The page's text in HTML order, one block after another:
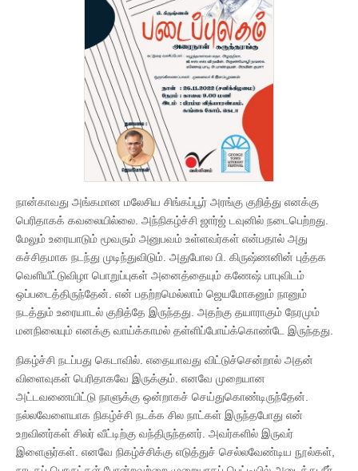
நான்காவது அங்கமான மலேசிய சிங்கப்பூர் அரங்கு குறித்து எனக்கு
பெரிதாகக் கவலையில்லை. அந்நிகழ்ச்சி ஜார்ஜ் டவுனில் நடைபெற்றது.
மேலும் உரையாடும் மூவரும் அனுபவம் உள்ளவர்கள் என்பதால் அது
கச்சிதமாக நடந்து முடிந்துவிடும். அதுபோல பி. கிருஷ்ணனின் புத்தக
வெளியீட்டுவிழா பொறுப்புகள் அனைத்தையும் கணேஷ் பாபுவிடம்
ஒப்படைத்திருந்தேன். என் பதற்றமெல்லாம் ஜெயமோகனும் நானும்
நடத்தும் உரையாடல் குறித்தே இருந்தது. அதற்கு தயாராகும் நேரமும்
மனநிலையும் எனக்கு வாய்க்காமல் தள்ளிப்போய்க்கொண்டே இருந்தது.
நிகழ்ச்சி நடப்பது கெடாவில். எதையாவது விட்டுச்சென்றால் அதன்
விளைவுகள் பெரிதாகவே இருக்கும். எனவே முறையான
அட்டவணையிட்டு நாளுக்கு ஒன்றாகச் செய்துகொண்டிருந்தேன்.
நல்லவேளையாக நிகழ்ச்சி நடக்க சில நாட்கள் இருந்தபோது என்
உறவினர்கள் சிலர் வீட்டிற்கு வந்திருந்தனர். அவர்களில் இருவர்
இளைஞர்கள். எனவே நிகழ்ச்சிக்கு எடுத்துச் செல்லவேண்டிய நூல்கள்,